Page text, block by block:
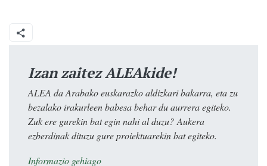
Izan zaitez ALEAkide!
ALEA da Arabako euskarazko aldizkari bakarra, eta zu
bezalako irakurleen babesa behar du aurrera egiteko.
Zuk ere gurekin bat egin nahi al duzu? Aukera
ezberdinak dituzu gure proiektuarekin bat egiteko.
Informazio gehiago